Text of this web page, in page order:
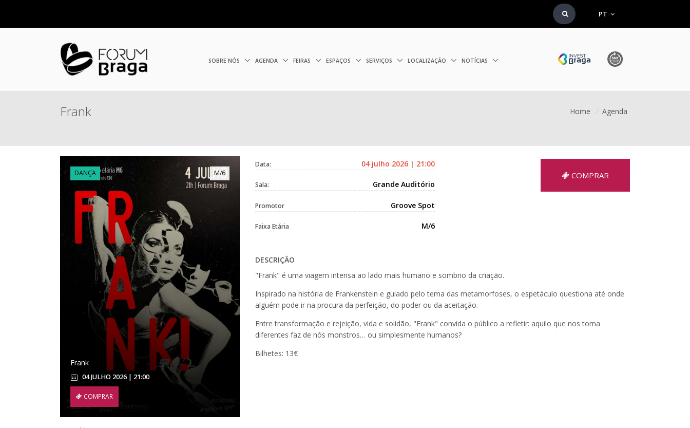
PT
SOBRE NÓS AGENDA FEIRAS ESPAÇOS SERVIÇOS LOCALIZAÇÃO NOTÍCIAS
Frank Home / Agenda
DANÇA M/6
Frank
04 JULHO 2026 | 21:00
COMPRAR
Data: 04 julho 2026 | 21:00
Sala: Grande Auditório
Promotor Groove Spot
Faixa Etária M/6
COMPRAR
DESCRIÇÃO
"Frank" é uma viagem intensa ao lado mais humano e sombrio da criação.
Inspirado na história de Frankenstein e guiado pelo tema das metamorfoses, o espetáculo questiona até onde
alguém pode ir na procura da perfeição, do poder ou da aceitação.
Entre transformação e rejeição, vida e solidão, "Frank" convida o público a refletir: aquilo que nos torna
diferentes faz de nós monstros… ou simplesmente humanos?
Bilhetes: 13€